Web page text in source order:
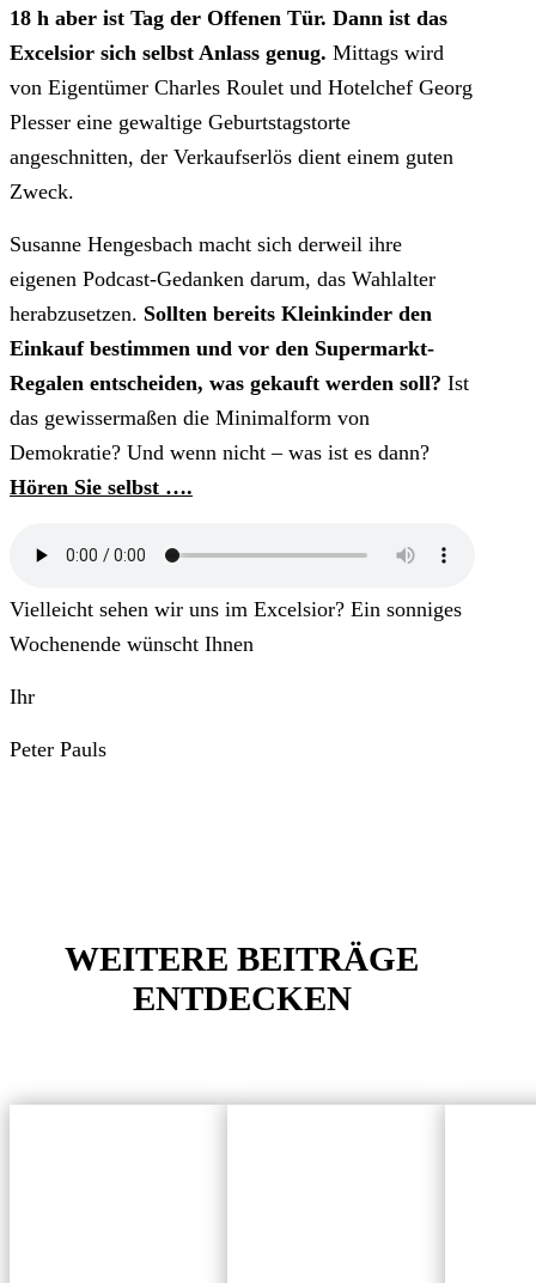
18 h aber ist Tag der Offenen Tür. Dann ist das
Excelsior sich selbst Anlass genug. Mittags wird
von Eigentümer Charles Roulet und Hotelchef Georg
Plesser eine gewaltige Geburtstagstorte
angeschnitten, der Verkaufserlös dient einem guten
Zweck.
Susanne Hengesbach macht sich derweil ihre
eigenen Podcast-Gedanken darum, das Wahlalter
herabzusetzen. Sollten bereits Kleinkinder den
Einkauf bestimmen und vor den Supermarkt-
Regalen entscheiden, was gekauft werden soll? Ist
das gewissermaßen die Minimalform von
Demokratie? Und wenn nicht – was ist es dann?
Hören Sie selbst ….
Vielleicht sehen wir uns im Excelsior? Ein sonniges
Wochenende wünscht Ihnen
Ihr
Peter Pauls
WEITERE BEITRÄGE
ENTDECKEN